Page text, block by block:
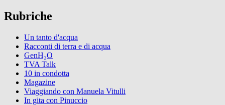
Rubriche
Un tanto d'acqua
Racconti di terra e di acqua
GenH₂O
TVA Talk
10 in condotta
Magazine
Viaggiando con Manuela Vitulli
In gita con Pinuccio